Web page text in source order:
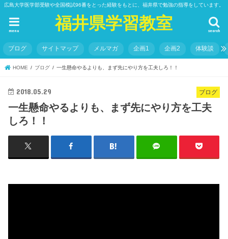
広島大学医学部受験や全国模試96番をとった経験をもとに、福井県で勉強の指導をしています。
福井県学習教室 search
menu
ブログ サイトマップ メルマガ 企画1 企画2 体験談
HOME ブログ 一生懸命やるよりも、まず先にやり方を工夫しろ！！
ブログ
2018.05.29
一生懸命やるよりも、まず先にやり方を工夫
しろ！！